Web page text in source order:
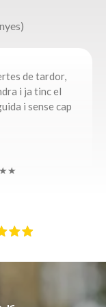
de tardor,
i ja tinc el
i sense cap